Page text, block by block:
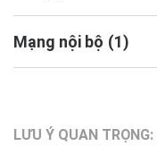
Mạng nội bộ (1)
LƯU Ý QUAN TRỌNG: